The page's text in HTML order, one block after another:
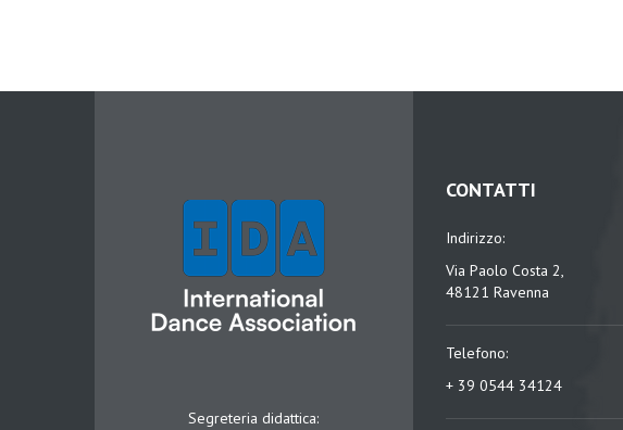
Segreteria didattica:
CONTATTI
Indirizzo:
Via Paolo Costa 2,
48121 Ravenna
Telefono:
+ 39 0544 34124